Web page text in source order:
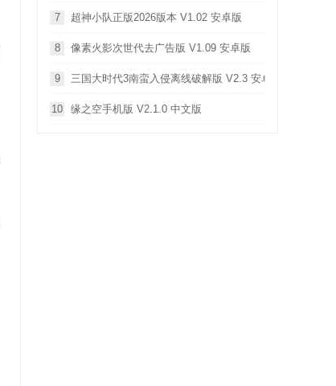
7 超神小队正版2026版本 V1.02 安卓版
8 像素火影次世代去广告版 V1.09 安卓版
9 三国大时代3南蛮入侵离线破解版 V2.3 安卓版
10 缘之空手机版 V2.1.0 中文版